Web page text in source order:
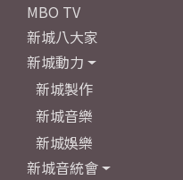
MBO TV
新城八大家
新城動力
新城製作
新城音樂
新城娛樂
新城音統會